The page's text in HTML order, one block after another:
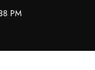
PM